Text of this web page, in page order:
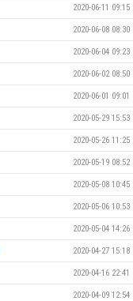
2020-06-11 09:15
2020-06-08 08:30
2020-06-04 09:23
2020-06-02 08:50
2020-06-01 09:01
2020-05-29 15:53
2020-05-26 11:25
2020-05-19 08:52
2020-05-08 10:45
2020-05-06 10:53
2020-05-04 14:26
2020-04-27 15:18
2020-04-16 22:41
2020-04-09 12:54